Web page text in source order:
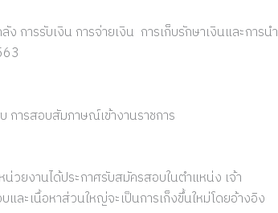
การรับเงิน การจ่ายเงิน การเก็บรักษาเงินและการนำ
การสอบสัมภาษณ์เข้างานราชการ
วยงานได้ประกาศรับสมัครสอบในตำแหน่ง เจ้า
ะเนื้อหาส่วนใหญ่จะเป็นการเก็งขึ้นใหม่โดยอ้างอิง